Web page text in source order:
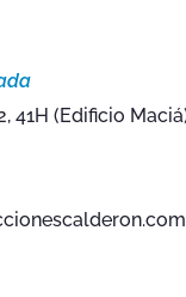
41H (Edificio